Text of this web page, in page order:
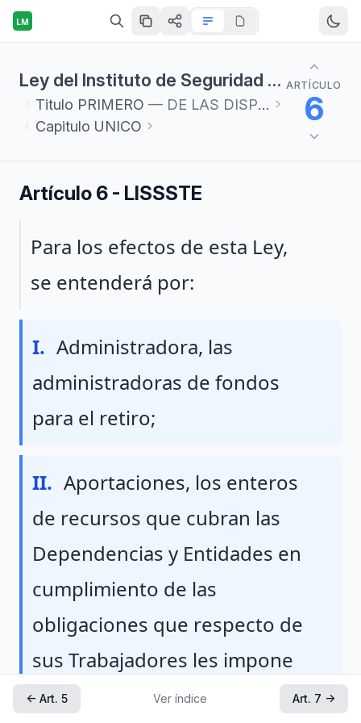
LM
Ley del Instituto de Seguridad y Servicios Sociales de los Trabajadores del Estado
Titulo PRIMERO — DE LAS DISPOSICIONES GENERALES
Capitulo UNICO
ARTÍCULO
6
Artículo 6 - LISSSTE
Párrafo 1
Para los efectos de esta Ley,
se entenderá por:
Fraccion I
I. Administradora, las
administradoras de fondos
para el retiro;
Fraccion II
II. Aportaciones, los enteros
de recursos que cubran las
Dependencias y Entidades en
cumplimiento de las
obligaciones que respecto de
sus Trabajadores les impone
esta Ley;
← Art. 5 Ver índice Art. 7 →